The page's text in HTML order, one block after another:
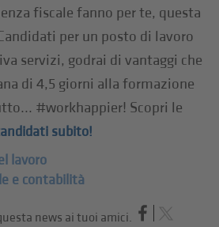
fiscale fanno per te, questa
per un posto di lavoro
servizi, godrai di vantaggi che
di 4,5 giorni alla formazione
#workhappier! Scopri le
subito!
lavoro
e contabilità
news ai tuoi amici.